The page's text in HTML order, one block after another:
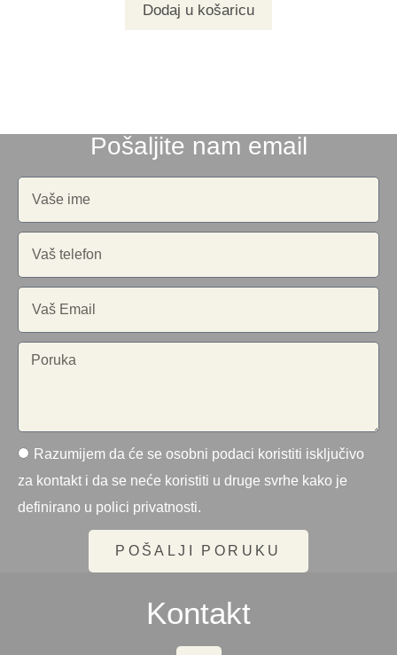
Dodaj u košaricu
Pošaljite nam email
Razumijem da će se osobni podaci koristiti isključivo
za kontakt i da se neće koristiti u druge svrhe kako je
definirano u polici privatnosti.
POŠALJI PORUKU
Kontakt